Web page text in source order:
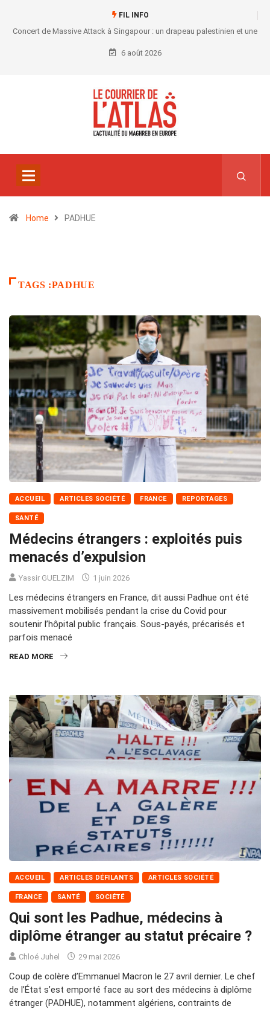
FIL INFO
Concert de Massive Attack à Singapour : un drapeau palestinien et une
convocation au commissariat
6 août 2026
Home PADHUE
TAGS :PADHUE
ACCUEIL ARTICLES SOCIÉTÉ FRANCE REPORTAGES
SANTÉ
Médecins étrangers : exploités puis
menacés d’expulsion
Yassir GUELZIM 1 juin 2026
Les médecins étrangers en France, dit aussi Padhue ont été
massivement mobilisés pendant la crise du Covid pour
soutenir l’hôpital public français. Sous-payés, précarisés et
parfois menacé
READ MORE
ACCUEIL ARTICLES DÉFILANTS ARTICLES SOCIÉTÉ
FRANCE SANTÉ SOCIÉTÉ
Qui sont les Padhue, médecins à
diplôme étranger au statut précaire ?
Chloé Juhel 29 mai 2026
Coup de colère d’Emmanuel Macron le 27 avril dernier. Le chef
de l’État s’est emporté face au sort des médecins à diplôme
étranger (PADHUE), notamment algériens, contraints de